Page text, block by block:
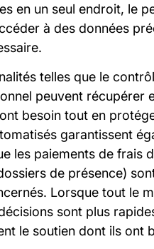
en un seul endroit, le
à des données
telles que le
peuvent récupérer
besoin tout en
garantissent
les paiements de frais
de présence)
Lorsque tout le
sont plus
le soutien dont ils ont